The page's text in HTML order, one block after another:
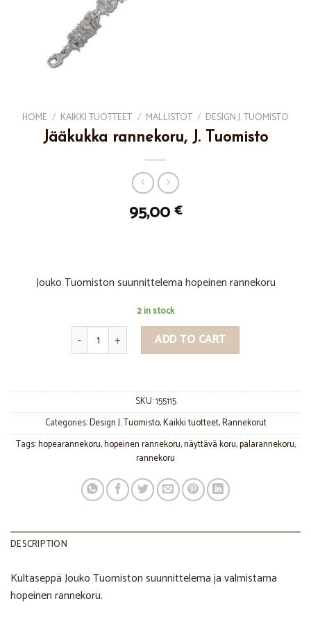
HOME / KAIKKI TUOTTEET / MALLISTOT / DESIGN J. TUOMISTO
Jääkukka rannekoru, J. Tuomisto
95,00 €
Jouko Tuomiston suunnittelema hopeinen rannekoru
2 in stock
Jääkukka rannekoru, J. Tuomisto quantity
ADD TO CART
SKU:155115
Categories:Design J. Tuomisto,Kaikki tuotteet,Rannekorut
Tags:hopearannekoru,hopeinen rannekoru,näyttävä koru,palarannekoru,
rannekoru
DESCRIPTION
Kultaseppä Jouko Tuomiston suunnittelema ja valmistama
hopeinen rannekoru.